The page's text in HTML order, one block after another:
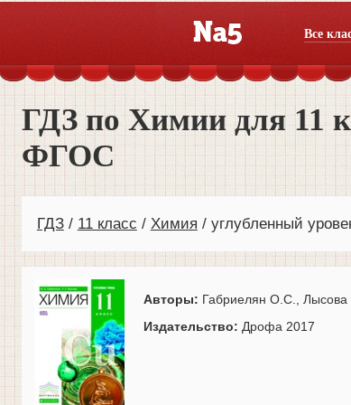
Все
ГДЗ по Химии для 11
ФГОС
ГДЗ 11 класс Химия углубленный
Авторы: Габриелян О.С., Лысова
Издательство: Дрофа 2017